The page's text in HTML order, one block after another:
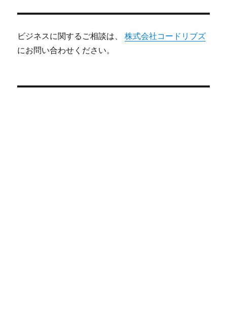
ビジネスに関するご相談は、株式会社コードリブズ
にお問い合わせください。